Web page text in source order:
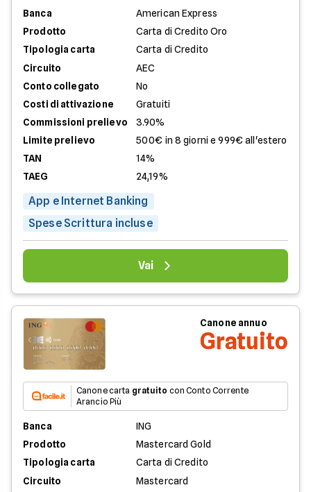
Banca
American Express
Prodotto
Carta di Credito Oro
Tipologia carta
Carta di Credito
Circuito
AEC
Conto collegato
No
Costi di attivazione
Gratuiti
Commissioni prelievo
3.90%
Limite prelievo
500€ in 8 giorni e 999€ all'estero
TAN
14%
TAEG
24,19%
App e Internet Banking
Spese Scrittura incluse
Vai
Canone annuo
Gratuito
Canone carta gratuito con Conto Corrente
Arancio Più
Banca
ING
Prodotto
Mastercard Gold
Tipologia carta
Carta di Credito
Circuito
Mastercard